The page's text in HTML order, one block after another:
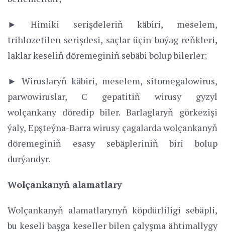
► Himiki serişdeleriň käbiri, meselem,
trihlozetilen serişdesi, saçlar üçin boýag reňkleri,
laklar keseliň döremeginiň sebäbi bolup bilerler;
► Wiruslaryň käbiri, meselem, sitomegalowirus,
parwowiruslar, C gepatitiň wirusy gyzyl
wolçankany döredip biler. Barlaglaryň görkezişi
ýaly, Epşteýna-Barra wirusy çagalarda wolçankanyň
döremeginiň esasy sebäpleriniň biri bolup
durýandyr.
Wolçankanyň alamatlary
Wolçankanyň alamatlarynyň köpdürliligi sebäpli,
bu keseli başga keseller bilen çalyşma ähtimallygy